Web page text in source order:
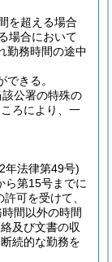
を超える場合
場合において
勤務時間の途中
きる。
公署の特殊の
ろにより、一
年法律第49号)
ら第15号までに
許可を受けて、
間以外の時間
及び文書の収
続的な勤務を